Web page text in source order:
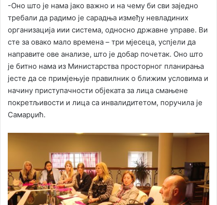
-Оно што је нама јако важно и на чему би сви заједно
требали да радимо је сарадња између невладиних
организација иии система, односно државне управе. Ви
сте за овако мало времена – три мјесеца, успјели да
направите ове анализе, што је добар почетак. Оно што
је битно нама из Министарства просторног планирања
јесте да се примјењује правилник о ближим условима и
начину приступачности објеката за лица смањене
покретљивости и лица са инвалидитетом, поручила је
Самарџић.